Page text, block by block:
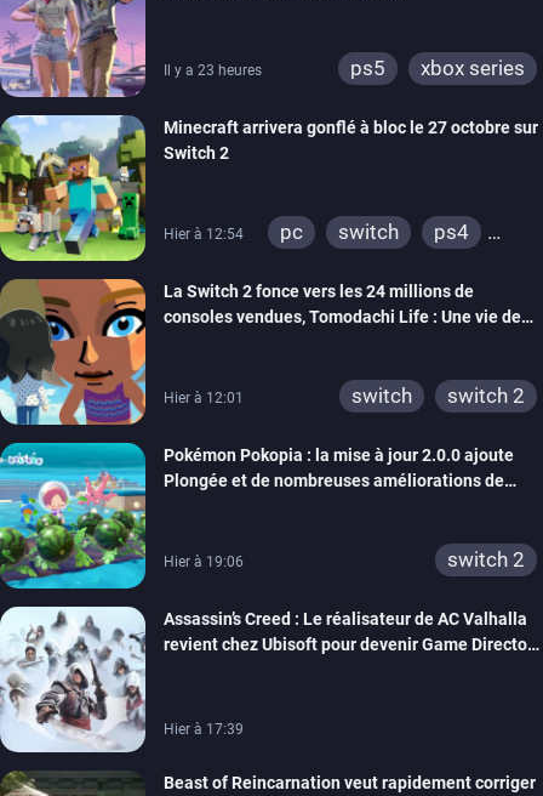
Il y a 23 heures ps5 xbox series
Minecraft arrivera gonflé à bloc le 27 octobre sur
Switch 2
Hier à 12:54 pc switch
ps4
wiiu
3ds
ps3
xbox 360
switch 2
La Switch 2 fonce vers les 24 millions de
consoles vendues, Tomodachi Life : Une vie de
Hier à 12:01 switch switch 2
Pokémon Pokopia : la mise à jour 2.0.0 ajoute
Plongée et de nombreuses améliorations de
Hier à 19:06 switch 2
Assassin’s Creed : Le réalisateur de AC Valhalla
revient chez Ubisoft pour devenir Game Director
Hier à 17:39
Beast of Reincarnation veut rapidement corriger